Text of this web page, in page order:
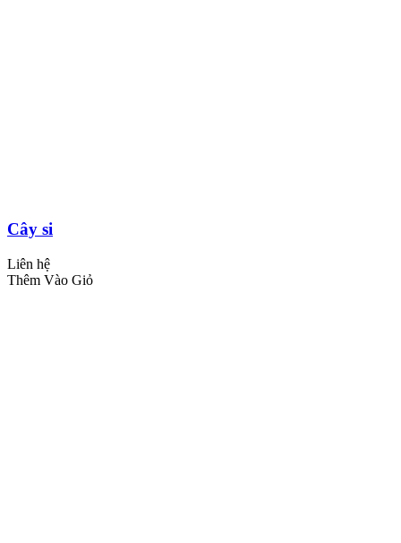
Cây si
Liên hệ
Thêm Vào Giỏ